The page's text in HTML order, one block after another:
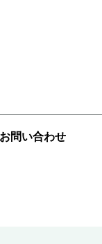
お問い合わせ